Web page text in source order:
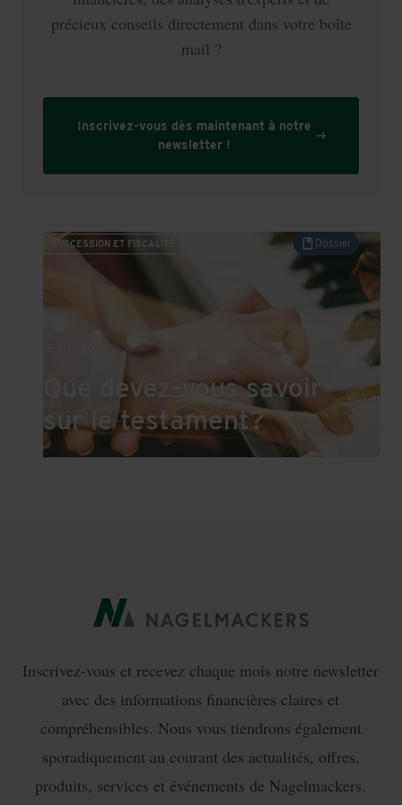
précieux conseils directement dans votre boîte
mail ?
Inscrivez-vous dès maintenant à notre
newsletter !
Que devez-vous savoir sur le testament?
SUCCESSION ET FISCALITÉ Dossier
Que devez-vous savoir
sur le testament?
Inscrivez-vous et recevez chaque mois notre newsletter
avec des informations financières claires et
compréhensibles. Nous vous tiendrons également
sporadiquement au courant des actualités, offres,
produits, services et événements de Nagelmackers.